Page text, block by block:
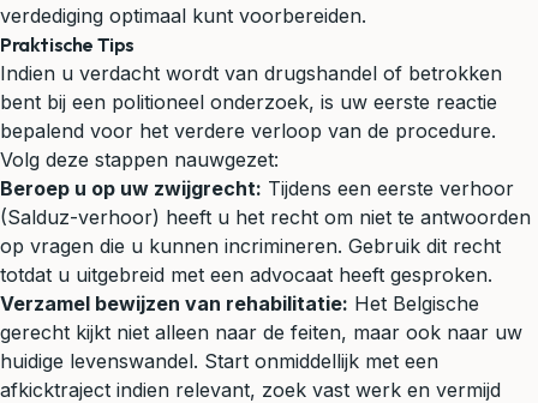
verdediging optimaal kunt voorbereiden.
Praktische Tips
Indien u verdacht wordt van drugshandel of betrokken
bent bij een politioneel onderzoek, is uw eerste reactie
bepalend voor het verdere verloop van de procedure.
Volg deze stappen nauwgezet:
Beroep u op uw zwijgrecht: Tijdens een eerste verhoor
(Salduz-verhoor) heeft u het recht om niet te antwoorden
op vragen die u kunnen incrimineren. Gebruik dit recht
totdat u uitgebreid met een advocaat heeft gesproken.
Verzamel bewijzen van rehabilitatie: Het Belgische
gerecht kijkt niet alleen naar de feiten, maar ook naar uw
huidige levenswandel. Start onmiddellijk met een
afkicktraject indien relevant, zoek vast werk en vermijd